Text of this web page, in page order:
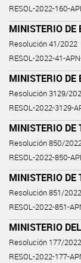
RESOL-2022-160-
MINISTERIO DE
Resolución 41/2022
RESOL-2022-41-
MINISTERIO DE
Resolución 3129/
RESOL-2022-3129-
MINISTERIO DE
Resolución 850/
RESOL-2022-850-
MINISTERIO DE
Resolución 851/2022
RESOL-2022-851-
MINISTERIO
Resolución 177/2022
RESOL-2022-177-